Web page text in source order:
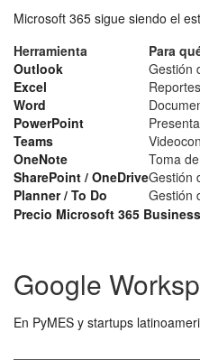
Microsoft 365 sigue siendo el
Herramienta
Para
Outlook
Gestión
Excel
Word
PowerPoint
Teams
OneNote
Toma
SharePoint / OneDriveGestión
Planner / To Do
Gestión
Precio Microsoft 365
Google
En PyMES y startups